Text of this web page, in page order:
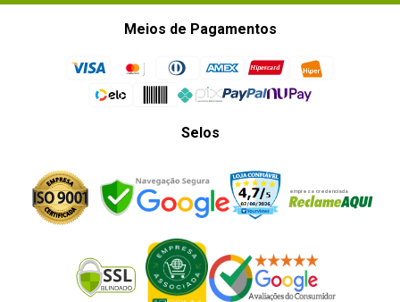
Meios de Pagamentos
Selos